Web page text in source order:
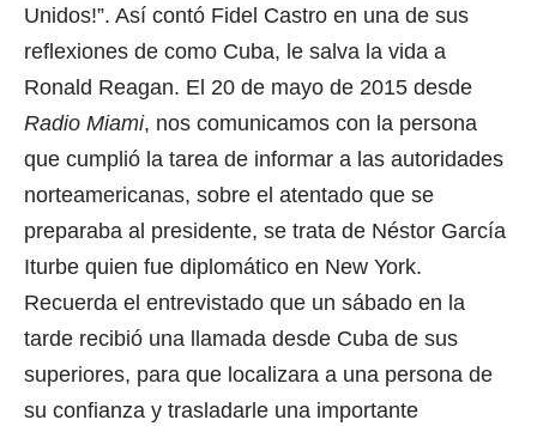
Unidos!”. Así contó Fidel Castro en una de sus
reflexiones de como Cuba, le salva la vida a
Ronald Reagan. El 20 de mayo de 2015 desde
Radio Miami, nos comunicamos con la persona
que cumplió la tarea de informar a las autoridades
norteamericanas, sobre el atentado que se
preparaba al presidente, se trata de Néstor García
Iturbe quien fue diplomático en New York.
Recuerda el entrevistado que un sábado en la
tarde recibió una llamada desde Cuba de sus
superiores, para que localizara a una persona de
su confianza y trasladarle una importante